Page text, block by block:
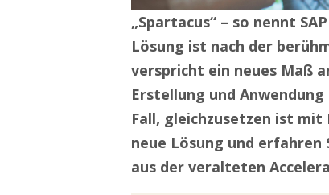
„Spartacus“ – so nennt
Lösung ist nach der
verspricht ein neues Maß
Erstellung und
Fall, gleichzusetzen ist mit
neue Lösung und erfahren
aus der veralteten